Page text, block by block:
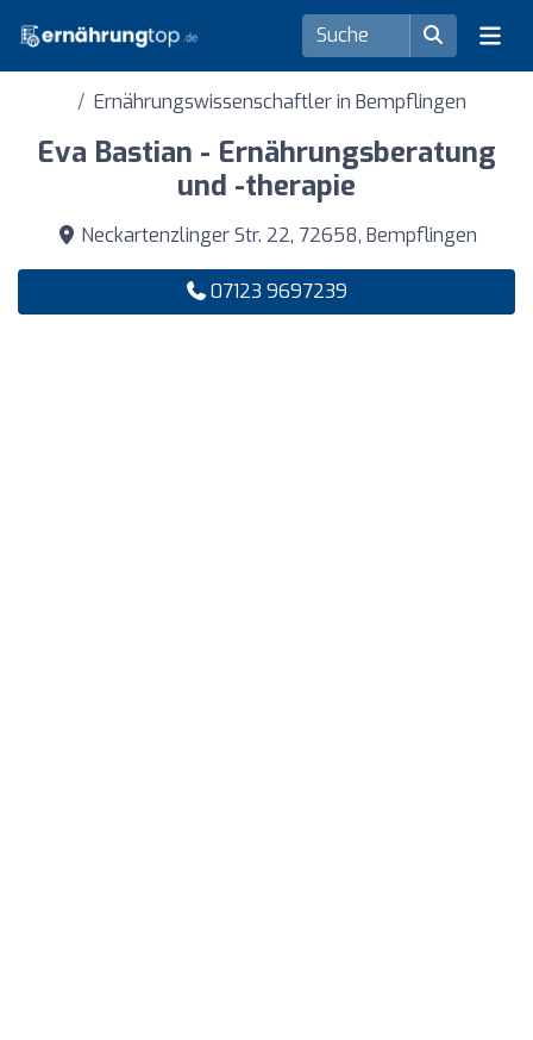
Ernährungswissenschaftler in Bempflingen
Eva Bastian - Ernährungsberatung
und -therapie
Neckartenzlinger Str. 22, 72658, Bempflingen
07123 9697239